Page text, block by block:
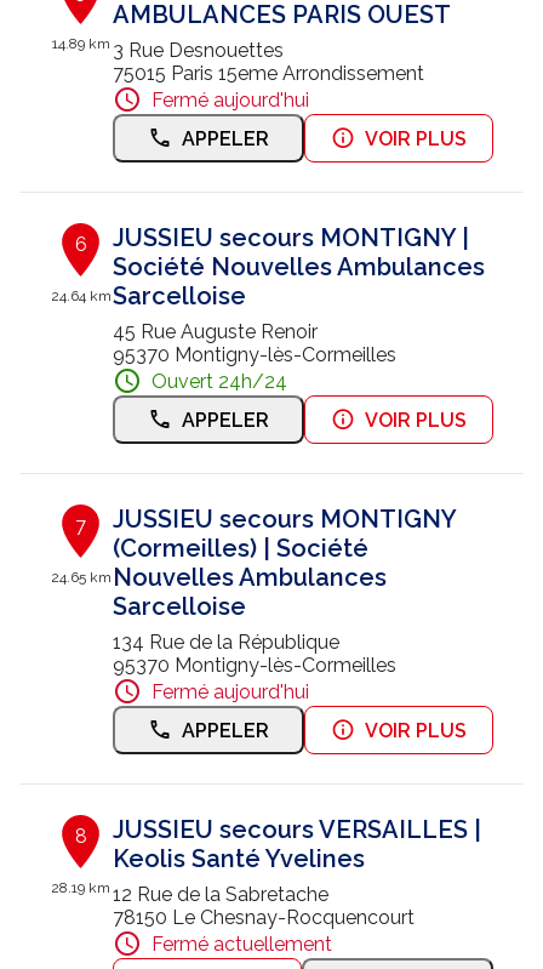
14.89 km
AMBULANCES PARIS OUEST
3 Rue Desnouettes
75015 Paris 15eme Arrondissement
Fermé aujourd'hui
APPELER
VOIR PLUS
6
24.64 km
JUSSIEU secours MONTIGNY |
Société Nouvelles Ambulances
Sarcelloise
45 Rue Auguste Renoir
95370 Montigny-lès-Cormeilles
Ouvert 24h/24
APPELER
VOIR PLUS
7
24.65 km
JUSSIEU secours MONTIGNY
(Cormeilles) | Société
Nouvelles Ambulances
Sarcelloise
134 Rue de la République
95370 Montigny-lès-Cormeilles
Fermé aujourd'hui
APPELER
VOIR PLUS
8
28.19 km
JUSSIEU secours VERSAILLES |
Keolis Santé Yvelines
12 Rue de la Sabretache
78150 Le Chesnay-Rocquencourt
Fermé actuellement